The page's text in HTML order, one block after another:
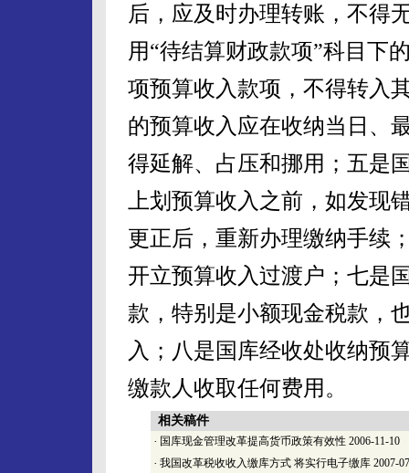
后，应及时办理转账，不得
用“待结算财政款项”科目下
项预算收入款项，不得转入
的预算收入应在收纳当日、
得延解、占压和挪用；五是
上划预算收入之前，如发现
更正后，重新办理缴纳手续
开立预算收入过渡户；七是
款，特别是小额现金税款，
入；八是国库经收处收纳预
缴款人收取任何费用。
相关稿件
· 国库现金管理改革提高货币政策有效性 2006-11-10
· 我国改革税收收入缴库方式 将实行电子缴库 2007-